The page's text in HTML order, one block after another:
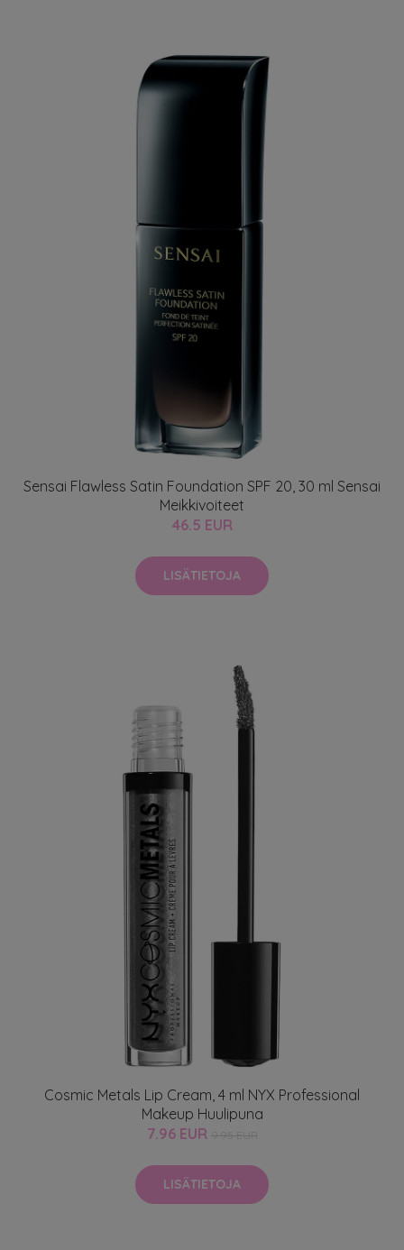
Sensai Flawless Satin Foundation SPF 20, 30 ml Sensai
Meikkivoiteet
46.5 EUR
LISÄTIETOJA
Cosmic Metals Lip Cream, 4 ml NYX Professional
Makeup Huulipuna
7.96 EUR
LISÄTIETOJA